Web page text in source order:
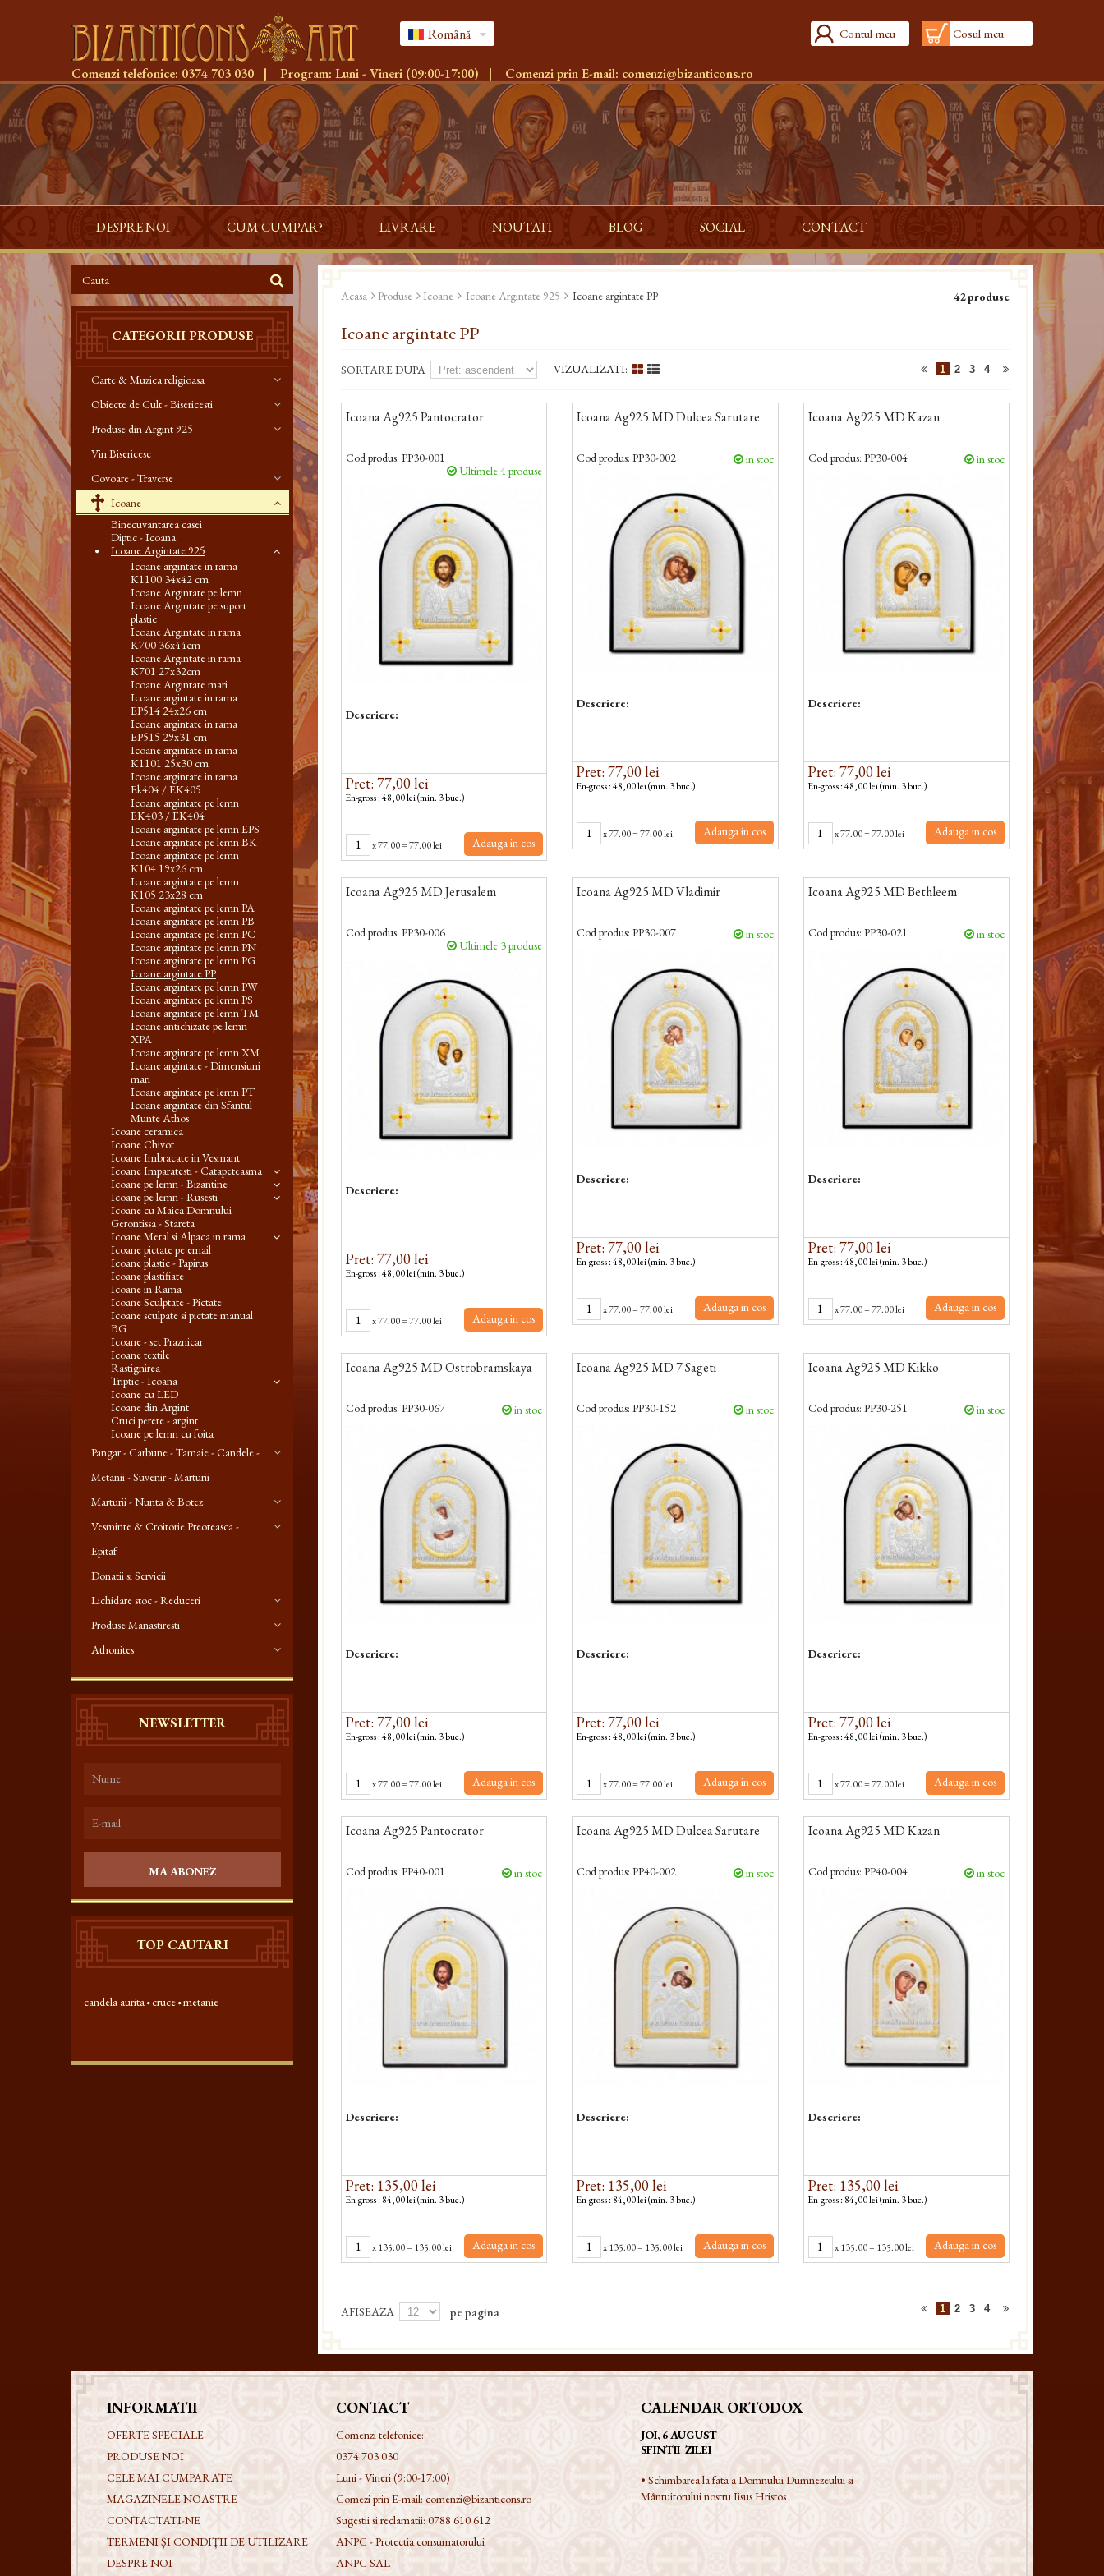
Română Contul meu Cosul meu
Comenzi telefonice: 0374 703 030 | Program: Luni - Vineri (09:00-17:00) | Comenzi prin E-mail: comenzi@bizanticons.ro
DESPRE NOI CUM CUMPAR? LIVRARE NOUTATI BLOG SOCIAL CONTACT
CATEGORII PRODUSE
Carte & Muzica religioasa
Obiecte de Cult - Bisericesti
Produse din Argint 925
Vin Bisericesc
Covoare - Traverse
Icoane
Binecuvantarea casei
Diptic - Icoana
Icoane Argintate 925
Icoane argintate in rama
K1100 34x42 cm
Icoane Argintate pe lemn
Icoane Argintate pe suport
plastic
Icoane Argintate in rama
K700 36x44cm
Icoane Argintate in rama
K701 27x32cm
Icoane Argintate mari
Icoane argintate in rama
EP514 24x26 cm
Icoane argintate in rama
EP515 29x31 cm
Icoane argintate in rama
K1101 25x30 cm
Icoane argintate in rama
Ek404 / EK405
Icoane argintate pe lemn
EK403 / EK404
Icoane argintate pe lemn EPS
Icoane argintate pe lemn BK
Icoane argintate pe lemn
K104 19x26 cm
Icoane argintate pe lemn
K105 23x28 cm
Icoane argintate pe lemn PA
Icoane argintate pe lemn PB
Icoane argintate pe lemn PC
Icoane argintate pe lemn PN
Icoane argintate pe lemn PG
Icoane argintate PP
Icoane argintate pe lemn PW
Icoane argintate pe lemn PS
Icoane argintate pe lemn TM
Icoane antichizate pe lemn
XPA
Icoane argintate pe lemn XM
Icoane argintate - Dimensiuni
mari
Icoane argintate pe lemn PT
Icoane argintate din Sfantul
Munte Athos
Icoane ceramica
Icoane Chivot
Icoane Imbracate in Vesmant
Icoane Imparatesti - Catapeteasma
Icoane pe lemn - Bizantine
Icoane pe lemn - Rusesti
Icoane cu Maica Domnului
Gerontissa - Stareta
Icoane Metal si Alpaca in rama
Icoane pictate pe email
Icoane plastic - Papirus
Icoane plastifiate
Icoane in Rama
Icoane Sculptate - Pictate
Icoane sculpate si pictate manual
BG
Icoane - set Praznicar
Icoane textile
Rastignirea
Triptic - Icoana
Icoane cu LED
Icoane din Argint
Cruci perete - argint
Icoane pe lemn cu foita
Pangar - Carbune - Tamaie - Candele -
Metanii - Suvenir - Marturii
Marturii - Nunta & Botez
Vesminte & Croitorie Preoteasca -
Epitaf
Donatii si Servicii
Lichidare stoc - Reduceri
Produse Manastiresti
Athonites
NEWSLETTER
MA ABONEZ
TOP CAUTARI
candela aurita cruce metanie
Acasa Produse Icoane Icoane Argintate 925 Icoane argintate PP 42 produse
Icoane argintate PP
SORTARE DUPA VIZUALIZATI: 1 2 3 4
Icoana Ag925 Pantocrator
Cod produs: PP30-001
Ultimele 4 produse
Descriere:
Pret: 77,00 lei
En-gross : 48,00 lei (min. 3 buc.)
x77.00=77.00 lei Adauga in cos
Icoana Ag925 MD Dulcea Sarutare
Cod produs: PP30-002 in stoc
Descriere:
Pret: 77,00 lei
En-gross : 48,00 lei (min. 3 buc.)
x77.00=77.00 lei Adauga in cos
Icoana Ag925 MD Kazan
Cod produs: PP30-004 in stoc
Descriere:
Pret: 77,00 lei
En-gross : 48,00 lei (min. 3 buc.)
x77.00=77.00 lei Adauga in cos
Icoana Ag925 MD Jerusalem
Cod produs: PP30-006
Ultimele 3 produse
Descriere:
Pret: 77,00 lei
En-gross : 48,00 lei (min. 3 buc.)
x77.00=77.00 lei Adauga in cos
Icoana Ag925 MD Vladimir
Cod produs: PP30-007 in stoc
Descriere:
Pret: 77,00 lei
En-gross : 48,00 lei (min. 3 buc.)
x77.00=77.00 lei Adauga in cos
Icoana Ag925 MD Bethleem
Cod produs: PP30-021 in stoc
Descriere:
Pret: 77,00 lei
En-gross : 48,00 lei (min. 3 buc.)
x77.00=77.00 lei Adauga in cos
Icoana Ag925 MD Ostrobramskaya
Cod produs: PP30-067 in stoc
Descriere:
Pret: 77,00 lei
En-gross : 48,00 lei (min. 3 buc.)
x77.00=77.00 lei Adauga in cos
Icoana Ag925 MD 7 Sageti
Cod produs: PP30-152 in stoc
Descriere:
Pret: 77,00 lei
En-gross : 48,00 lei (min. 3 buc.)
x77.00=77.00 lei Adauga in cos
Icoana Ag925 MD Kikko
Cod produs: PP30-251 in stoc
Descriere:
Pret: 77,00 lei
En-gross : 48,00 lei (min. 3 buc.)
x77.00=77.00 lei Adauga in cos
Icoana Ag925 Pantocrator
Cod produs: PP40-001 in stoc
Descriere:
Pret: 135,00 lei
En-gross : 84,00 lei (min. 3 buc.)
x135.00= 135.00 lei Adauga in cos
Icoana Ag925 MD Dulcea Sarutare
Cod produs: PP40-002 in stoc
Descriere:
Pret: 135,00 lei
En-gross : 84,00 lei (min. 3 buc.)
x135.00= 135.00 lei Adauga in cos
Icoana Ag925 MD Kazan
Cod produs: PP40-004 in stoc
Descriere:
Pret: 135,00 lei
En-gross : 84,00 lei (min. 3 buc.)
x135.00= 135.00 lei Adauga in cos
AFISEAZA pe pagina 1 2 3 4
INFORMATII
OFERTE SPECIALE
PRODUSE NOI
CELE MAI CUMPARATE
MAGAZINELE NOASTRE
CONTACTATI-NE
TERMENI ȘI CONDIȚII DE UTILIZARE
DESPRE NOI
CONTACT
Comenzi telefonice:
0374 703 030
Luni - Vineri (9:00-17:00)
Comezi prin E-mail: comenzi@bizanticons.ro
Sugestii si reclamatii: 0788 610 612
ANPC - Protectia consumatorului
ANPC SAL
CALENDAR ORTODOX
JOI, 6 AUGUST
SFINTII ZILEI
• Schimbarea la fata a Domnului Dumnezeului si
Mântuitorului nostru Iisus Hristos